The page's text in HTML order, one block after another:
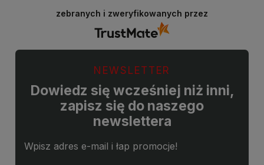
zebranych i zweryfikowanych przez
NEWSLETTER
Dowiedz się wcześniej niż inni,
zapisz się do naszego
newslettera
Wpisz adres e-mail i łap promocje!